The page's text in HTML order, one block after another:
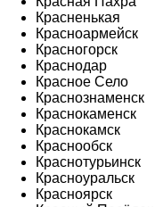
Красненькая
Красноармейск
Красногорск
Краснодар
Красное Село
Краснознаменск
Краснокаменск
Краснокамск
Краснообск
Краснотурьинск
Красноуральск
Красноярск